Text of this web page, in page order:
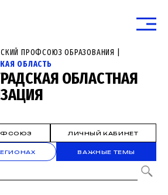
ПРОФСОЮЗ ОБРАЗОВАНИЯ |
ОБЛАСТЬ
ОБЛАСТНАЯ
ЛИЧНЫЙ КАБИНЕТ
ВАЖНЫЕ ТЕМЫ